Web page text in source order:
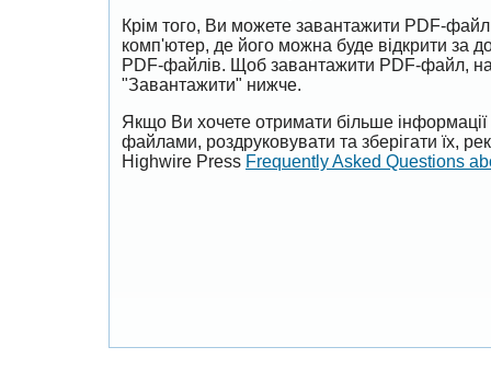
Крім того, Ви можете завантажити PDF-
комп'ютер, де його можна буде відкрити за
PDF-файлів. Щоб завантажити PDF-файл,
"Завантажити" нижче.
Якщо Ви хочете отримати більше
файлами, роздруковувати та зберігати їх,
Highwire Press Frequently Asked Questions